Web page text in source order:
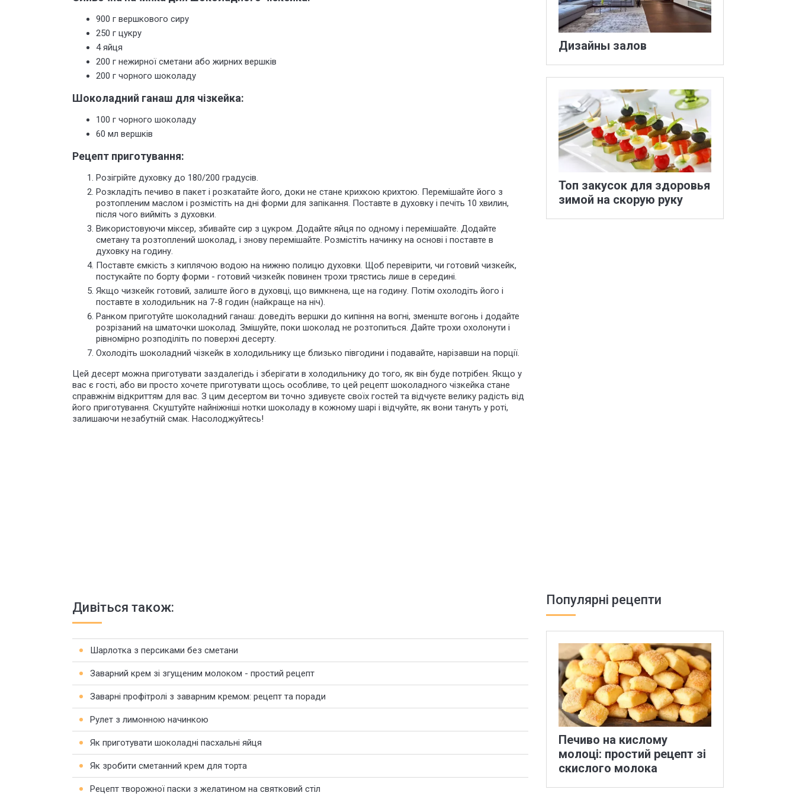
900 г вершкового сиру
250 г цукру
4 яйця
200 г нежирної сметани або жирних вершків
200 г чорного шоколаду
Шоколадний ганаш для чізкейка:
100 г чорного шоколаду
60 мл вершків
Рецепт приготування:
Розігрійте духовку до 180/200 градусів.
Розкладіть печиво в пакет і розкатайте його, доки не стане крихкою крихтою. Перемішайте його з
розтопленим маслом і розмістіть на дні форми для запікання. Поставте в духовку і печіть 10 хвилин,
після чого вийміть з духовки.
Використовуючи міксер, збивайте сир з цукром. Додайте яйця по одному і перемішайте. Додайте
сметану та розтоплений шоколад, і знову перемішайте. Розмістіть начинку на основі і поставте в
духовку на годину.
Поставте ємкість з киплячою водою на нижню полицю духовки. Щоб перевірити, чи готовий чизкейк,
постукайте по борту форми - готовий чизкейк повинен трохи трястись лише в середині.
Якщо чизкейк готовий, залиште його в духовці, що вимкнена, ще на годину. Потім охолодіть його і
поставте в холодильник на 7-8 годин (найкраще на ніч).
Ранком приготуйте шоколадний ганаш: доведіть вершки до кипіння на вогні, зменште вогонь і додайте
розрізаний на шматочки шоколад. Змішуйте, поки шоколад не розтопиться. Дайте трохи охолонути і
рівномірно розподіліть по поверхні десерту.
Охолодіть шоколадний чізкейк в холодильнику ще близько півгодини і подавайте, нарізавши на порції.
Цей десерт можна приготувати заздалегідь і зберігати в холодильнику до того, як він буде потрібен. Якщо у
вас є гості, або ви просто хочете приготувати щось особливе, то цей рецепт шоколадного чізкейка стане
справжнім відкриттям для вас. З цим десертом ви точно здивуєте своїх гостей та відчуєте велику радість від
його приготування. Скуштуйте найніжніші нотки шоколаду в кожному шарі і відчуйте, як вони тануть у роті,
залишаючи незабутній смак. Насолоджуйтесь!
Дивіться також:
Шарлотка з персиками без сметани
Заварний крем зі згущеним молоком - простий рецепт
Заварні профітролі з заварним кремом: рецепт та поради
Рулет з лимонною начинкою
Як приготувати шоколадні пасхальні яйця
Як зробити сметанний крем для торта
Рецепт творожної паски з желатином на святковий стіл
Дизайны залов
Топ закусок для здоровья
зимой на скорую руку
Популярні рецепти
Печиво на кислому
молоці: простий рецепт зі
скислого молока